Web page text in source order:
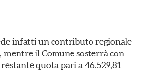
infatti un contributo regionale
mentre il Comune sosterrà con
quota pari a 46.529,81